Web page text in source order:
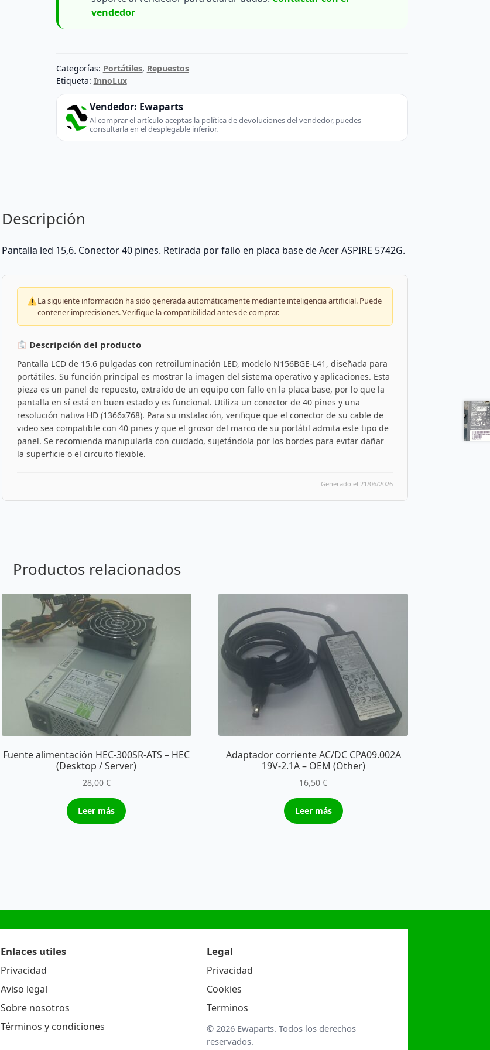
vendedor
Categorías: Portátiles, Repuestos
Etiqueta: InnoLux
Vendedor: Ewaparts
Al comprar el artículo aceptas la política de devoluciones del vendedor, puedes
consultarla en el desplegable inferior.
Descripción
Pantalla led 15,6. Conector 40 pines. Retirada por fallo en placa base de Acer ASPIRE 5742G.
La siguiente información ha sido generada automáticamente mediante inteligencia artificial. Puede
contener imprecisiones. Verifique la compatibilidad antes de comprar.
Descripción del producto
Pantalla LCD de 15.6 pulgadas con retroiluminación LED, modelo N156BGE-L41, diseñada para
portátiles. Su función principal es mostrar la imagen del sistema operativo y aplicaciones. Esta
pieza es un panel de repuesto, extraído de un equipo con fallo en la placa base, por lo que la
pantalla en sí está en buen estado y es funcional. Utiliza un conector de 40 pines y una
resolución nativa HD (1366x768). Para su instalación, verifique que el conector de su cable de
video sea compatible con 40 pines y que el grosor del marco de su portátil admita este tipo de
panel. Se recomienda manipularla con cuidado, sujetándola por los bordes para evitar dañar
la superficie o el circuito flexible.
Generado el 21/06/2026
Productos relacionados
Fuente alimentación HEC-300SR-ATS – HEC
(Desktop / Server)
28,00 €
Leer más
Adaptador corriente AC/DC CPA09.002A
19V-2.1A – OEM (Other)
16,50€
Leer más
Enlaces utiles
Privacidad
Aviso legal
Sobre nosotros
Términos y condiciones
Legal
Privacidad
Cookies
Terminos
© 2026 Ewaparts. Todos los derechos
reservados.